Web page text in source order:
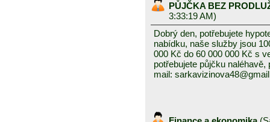
PŮJČKA BEZ
3:33:19 AM)
Dobrý den, potřebujete
nabídku, naše služby jsou
000 Kč do 60 000 000 Kč s
potřebujete půjčku
mail: